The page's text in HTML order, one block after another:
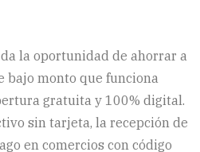
la oportunidad de ahorrar a
bajo monto que funciona
gratuita y 100% digital.
sin tarjeta, la recepción de
en comercios con código